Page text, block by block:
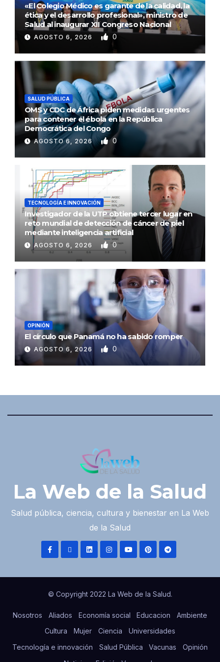
«El Colegio Médico es garante de la calidad, la
ética y el desarrollo profesional», ministro de
Salud al inaugurar XII Congreso Nacional
AGOSTO 6, 2026 0
SALUD PÚBLICA
OMS y CDC de África piden medidas urgentes
para contener el ébola en la República
Democrática del Congo
AGOSTO 6, 2026 0
TECNOLOGÍA E INNOVACIÓN
Investigador de la UTP obtiene tercer lugar en
reto mundial de detección de cáncer de piel
mediante inteligencia artificial
AGOSTO 6, 2026 0
OPINIÓN
El círculo que Panamá no ha sabido romper
AGOSTO 6, 2026 0
La Web de la Salud
Salud pública, ciencia, cultura y bienestar en La Web
de la Salud
© Copyright 2022 La Web de la Salud.
Nosotros Aliados Economía social Educacion
Ambiente
Cultura
Mujer Ciencia
Universidades
Tecnología e innovación
Salud Pública Vacunas
Opinión